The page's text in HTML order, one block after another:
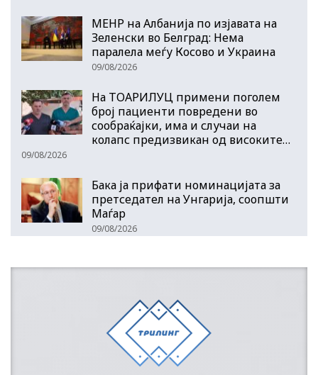
МЕНР на Албанија по изјавата на
Зеленски во Белград: Нема
паралела меѓу Косово и Украина
09/08/2026
На ТОАРИЛУЦ примени поголем
број пациенти повредени во
сообраќајки, има и случаи на
колапс предизвикан од високите…
09/08/2026
Бака ја прифати номинацијата за
претседател на Унгарија, соопшти
Маѓар
09/08/2026